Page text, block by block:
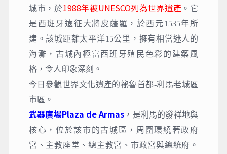
城市，於1988年被UNESCO列為世界遺產 。它
是西班牙遠征大將皮薩羅，於西元1535年所
建。該城距離太平洋15公里，擁有相當迷人的
海灘，古城內極富西班牙殖民色彩的建築風
格，令人印象深刻。
今日參觀世界文化遺產的祕魯首都-利⾺老城區
市區。
武器廣場Plaza de Armas ， 是利馬的發祥地與
核心，位於該市的古城區，周圍環繞著政府
宮、主教座堂、總主教宮、市政宮與總統府。